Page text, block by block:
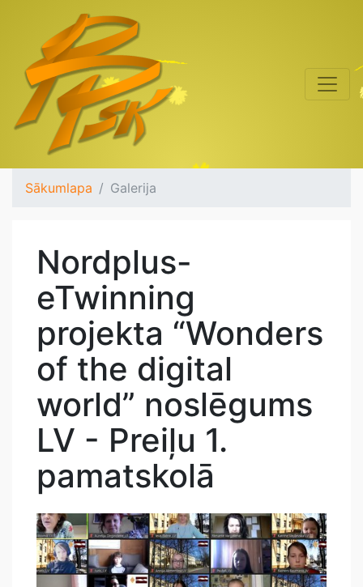
Sākumlapa Galerija
Nordplus-
eTwinning
projekta “Wonders
of the digital
world” noslēgums
LV - Preiļu 1.
pamatskolā